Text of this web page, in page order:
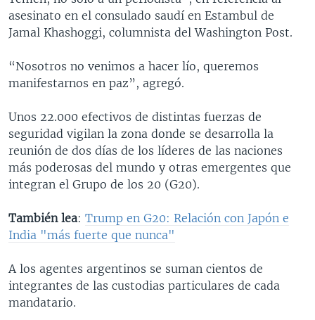
asesinato en el consulado saudí en Estambul de
Jamal Khashoggi, columnista del Washington Post.
“Nosotros no venimos a hacer lío, queremos
manifestarnos en paz”, agregó.
Unos 22.000 efectivos de distintas fuerzas de
seguridad vigilan la zona donde se desarrolla la
reunión de dos días de los líderes de las naciones
más poderosas del mundo y otras emergentes que
integran el Grupo de los 20 (G20).
También lea: Trump en G20: Relación con Japón e
India "más fuerte que nunca"
A los agentes argentinos se suman cientos de
integrantes de las custodias particulares de cada
mandatario.